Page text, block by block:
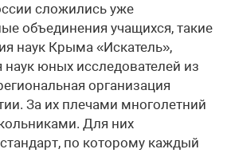
сложились уже
объединения учащихся, такие
наук Крыма «Искатель»,
юных исследователей из
организация
За их плечами многолетний
Для них
по которому каждый